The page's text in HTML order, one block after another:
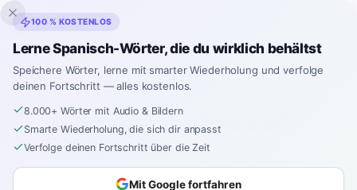
Inklingo
Startseite›Spanisch›German → Spanisch
Wie sagt man "sache"
auf Spanisch
100 % KOSTENLOS
Lerne Spanisch-Wörter, die du wirklich behältst
Speichere Wörter, lerne mit smarter Wiederholung und verfolge
deinen Fortschritt — alles kostenlos.
8.000+ Wörter mit Audio & Bildern
Smarte Wiederholung, die sich dir anpasst
Verfolge deinen Fortschritt über die Zeit
Mit Google fortfahren